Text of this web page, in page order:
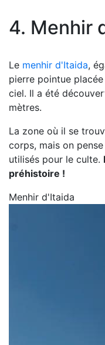
4. Menhir
Le menhir d'Itaida,
pierre pointue
ciel. Il a été
mètres.
La zone où il se
corps, mais on
utilisés pour le culte.
préhistoire !
Menhir d'Itaida